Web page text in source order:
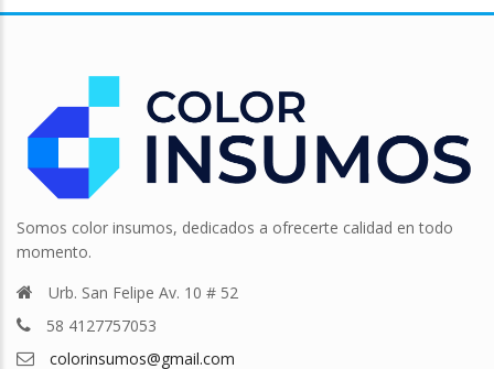
Somos color insumos, dedicados a ofrecerte calidad en todo
momento.
Urb. San Felipe Av. 10 # 52
58 4127757053
colorinsumos@gmail.com